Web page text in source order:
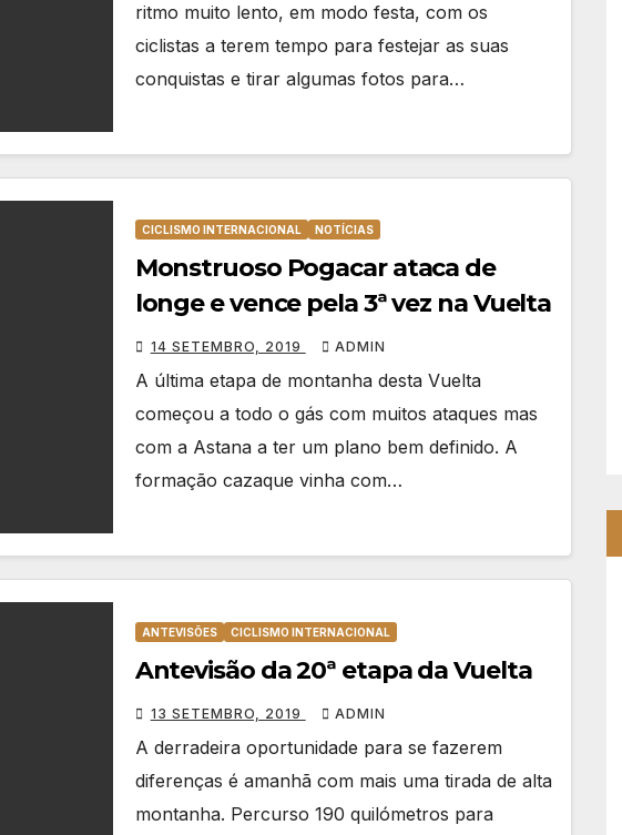
ritmo muito lento, em modo festa, com os
ciclistas a terem tempo para festejar as suas
conquistas e tirar algumas fotos para…
CICLISMO INTERNACIONAL NOTÍCIAS
Monstruoso Pogacar ataca de
longe e vence pela 3ª vez na Vuelta
14 SETEMBRO, 2019 ADMIN
A última etapa de montanha desta Vuelta
começou a todo o gás com muitos ataques mas
com a Astana a ter um plano bem definido. A
formação cazaque vinha com…
ANTEVISÕES CICLISMO INTERNACIONAL
Antevisão da 20ª etapa da Vuelta
13 SETEMBRO, 2019 ADMIN
A derradeira oportunidade para se fazerem
diferenças é amanhã com mais uma tirada de alta
montanha. Percurso 190 quilómetros para